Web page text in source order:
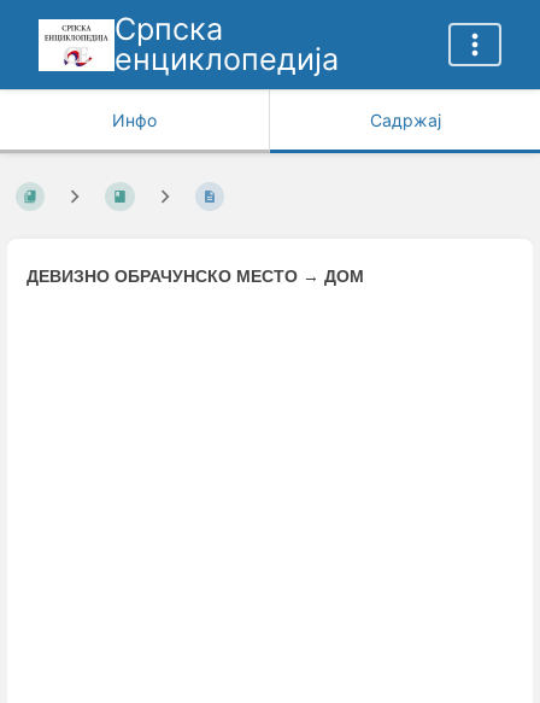
Српска
енциклопедија
Инфо Садржај
ДЕВИЗНО ОБРАЧУНСКО МЕСТО → ДОМ